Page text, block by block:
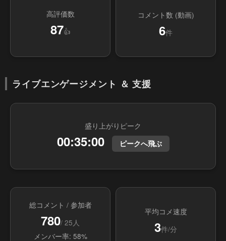
高評価数
87👍
コメント数 (動画)
6件
ライブエンゲージメント ＆ 支援
盛り上がりピーク
00:35:00 ピークへ飛ぶ
総コメント / 参加者
780/ 25人
メンバー率: 58%
平均コメ速度
3件/分